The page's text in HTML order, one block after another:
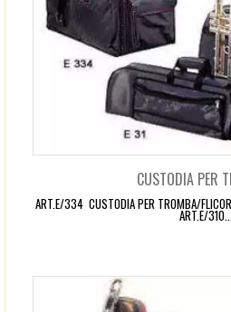
CUSTODIA PER
ART.E/334 CUSTODIA PER TROMBA/
ART.E/